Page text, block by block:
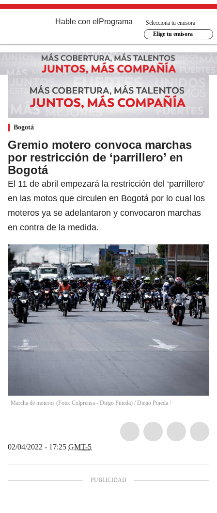
Hable con el Programa
Selecciona tu emisora
Elige tu emisora
Bogotá
Gremio motero convoca marchas
por restricción de ‘parrillero’ en
Bogotá
El 11 de abril empezará la restricción del ‘parrillero’
en las motos que circulen en Bogotá por lo cual los
moteros ya se adelantaron y convocaron marchas
en contra de la medida.
Marcha de moteros (Foto: Colprensa - Diego Pineda) / Diego Pineda /
02/04/2022 - 17:25 GMT-5